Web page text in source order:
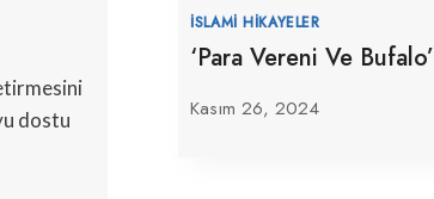
dostu
İSLAMI HIKAYELER
‘Para Vereni Ve Bufalo’
Kasım 26, 2024